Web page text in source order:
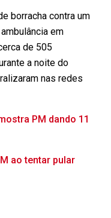
borracha contra um
em
de 505
a noite do
nas redes
PM dando 11
ao tentar pular